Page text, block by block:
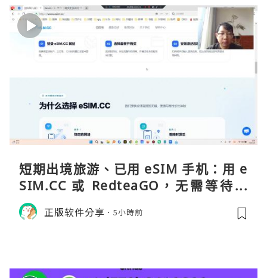
短期出境旅游、已用 eSIM 手机：用 e
SIM.CC 或 RedteaGO，无需等待收
货。需要“当地号码 + 通话短信”（如
打车、外卖、客户联络）：优先 Redt
正版软件分享 5小時前